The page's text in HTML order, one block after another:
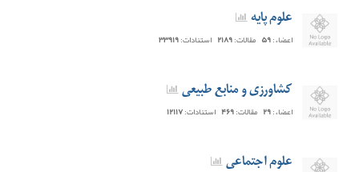
علوم پایه
اعضاء:۵۹ مقالات:۲۱۸۹ استنادات:۳۳۹۱۹
کشاورزی و منابع طبیعی
اعضاء:۲۹ مقالات:۴۶۹ استنادات:۱۲۱۱۷
علوم اجتماعی